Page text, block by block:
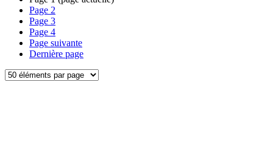
Page 2
Page 3
Page 4
Page suivante
Dernière page